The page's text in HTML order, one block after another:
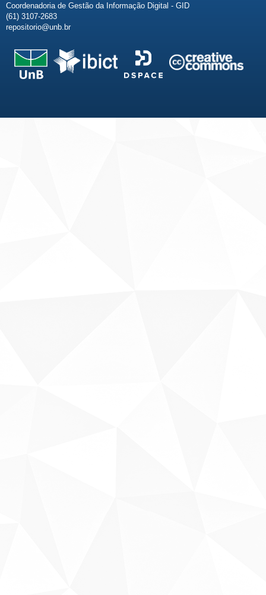
Coordenadoria de Gestão da Informação Digital - GID
(61) 3107-2683
repositorio@unb.br